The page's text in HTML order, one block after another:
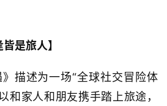
是旅人】
描述为一场“全球社交冒险体
和家人和朋友携手踏上旅途，